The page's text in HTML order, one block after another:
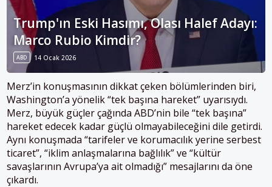
Trump'ın Eski Hasımı, Olası Halef Adayı:
Marco Rubio Kimdir?
ABD 14 Ocak 2026
Merz’in konuşmasının dikkat çeken bölümlerinden biri,
Washington’a yönelik “tek başına hareket” uyarısıydı.
Merz, büyük güçler çağında ABD’nin bile “tek başına”
hareket edecek kadar güçlü olmayabileceğini dile getirdi.
Aynı konuşmada “tarifeler ve korumacılık yerine serbest
ticaret”, “iklim anlaşmalarına bağlılık” ve “kültür
savaşlarının Avrupa’ya ait olmadığı” mesajlarını da öne
çıkardı.